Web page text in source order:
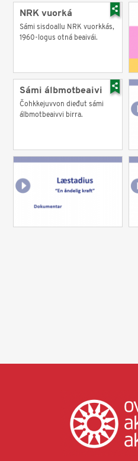
NRK vuorká
Sámi sisdoallu NRK vuorkkás,
1960-logus otná beaivái.
Sámi álbmotbeaivi
Čohkkejuvvon dieđut sámi
álbmotbeaivvi birra.